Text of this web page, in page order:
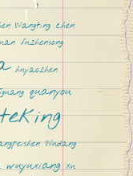
h
e
Wangting chen
fuzhensong
huyaozhen
quanyou
Wudang
wuyuxiang Xu